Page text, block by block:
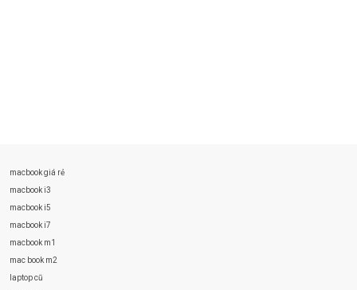
macbook giá rẻ
macbook i3
macbook i5
macbook i7
macbook m1
mac book m2
laptop cũ